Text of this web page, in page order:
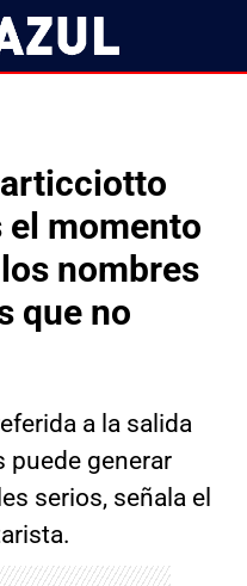
el momento
nombres
que no
a la salida
generar
serios, señala el